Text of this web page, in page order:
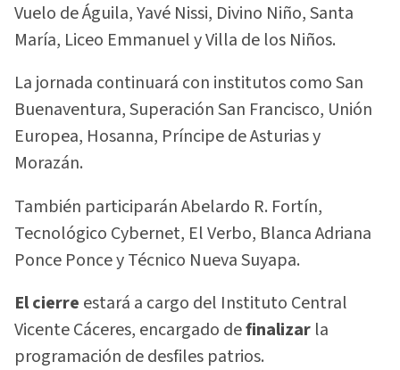
Vuelo de Águila, Yavé Nissi, Divino Niño, Santa
María, Liceo Emmanuel y Villa de los Niños.
La jornada continuará con institutos como San
Buenaventura, Superación San Francisco, Unión
Europea, Hosanna, Príncipe de Asturias y
Morazán.
También participarán Abelardo R. Fortín,
Tecnológico Cybernet, El Verbo, Blanca Adriana
Ponce Ponce y Técnico Nueva Suyapa.
El cierre estará a cargo del Instituto Central
Vicente Cáceres, encargado definalizar la
programación de desfiles patrios.